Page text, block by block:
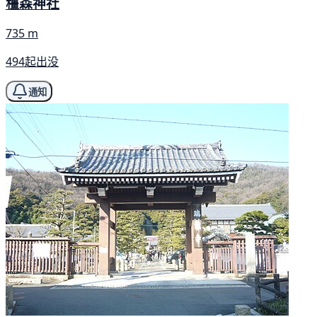
735 m
494起出没
通知